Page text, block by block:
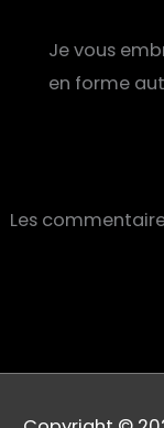
Je vous
en forme
Les